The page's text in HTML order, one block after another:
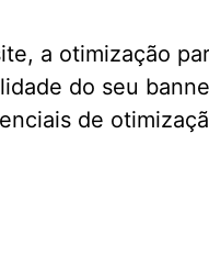
a otimização
do seu
de